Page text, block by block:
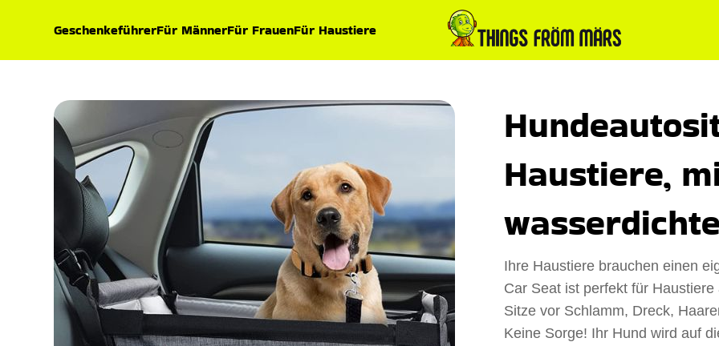
GeschenkeführerFür MännerFür FrauenFür Haustiere
Haustiere,
Ihre Haustiere brauchen einen
Car Seat ist perfekt für
Sitze vor Schlamm, Dreck,
Keine Sorge! Ihr Hund wird auf